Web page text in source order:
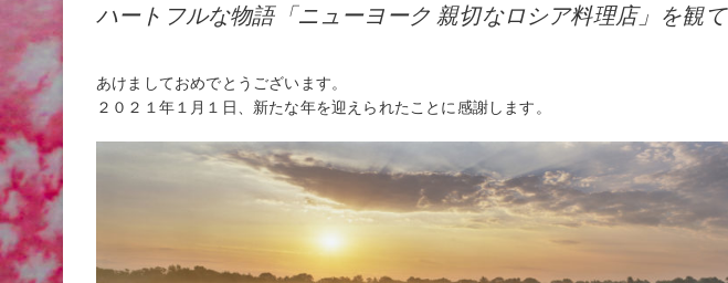
ハートフルな物語「ニューヨーク 親切なロシア料理店」を観て
あけましておめでとうございます。
２０２１年１月１日、新たな年を迎えられたことに感謝します。